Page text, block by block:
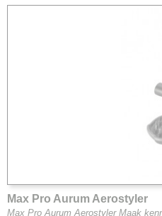
Max Pro Aurum Aerostyler
Max Pro Aurum Aerostyler Maak